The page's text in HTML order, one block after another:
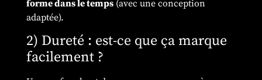
forme dans le temps(avec une conception
adaptée).
2) Dureté : est-ce que ça marque
facilement ?